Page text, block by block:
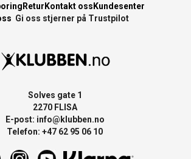
ReturKontakt ossKundesenter
Gi oss stjerner på Trustpilot
Solves gate 1
2270 FLISA
E-post: info@klubben.no
Telefon: +47 62 95 06 10